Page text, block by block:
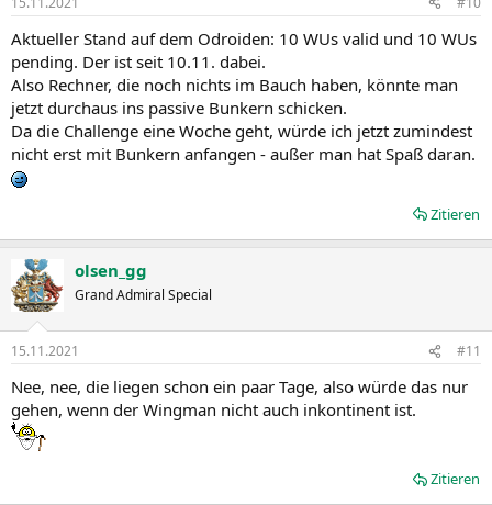
Aktueller Stand auf dem Odroiden: 10 WUs valid und 10 WUs
pending. Der ist seit 10.11. dabei.
Also Rechner, die noch nichts im Bauch haben, könnte man
jetzt durchaus ins passive Bunkern schicken.
Da die Challenge eine Woche geht, würde ich jetzt zumindest
nicht erst mit Bunkern anfangen - außer man hat Spaß daran.
Zitieren
olsen_gg
Grand Admiral Special
15.11.2021 #11
Nee, nee, die liegen schon ein paar Tage, also würde das nur
gehen, wenn der Wingman nicht auch inkontinent ist.
Zitieren